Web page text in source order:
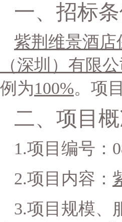
一、 招标
紫荆维景酒店
（深圳）有限公
例为100%。项
二、 项目
1.项目 编号：
2.项目内容：
3.项目规模、